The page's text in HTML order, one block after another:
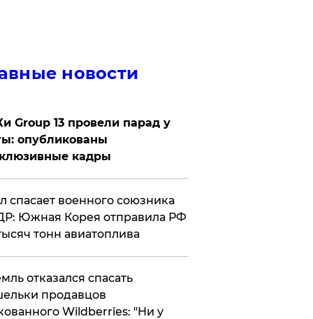
новости
Group 13 провели парад у
опубликованы
кадры
спасает военного союзника
Южная Корея отправила РФ
тонн авиатоплива
отказался спасать
продавцов
Wildberries: "Ни у